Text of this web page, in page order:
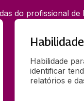
do profissional de
Habilidade
identificar
relatórios e